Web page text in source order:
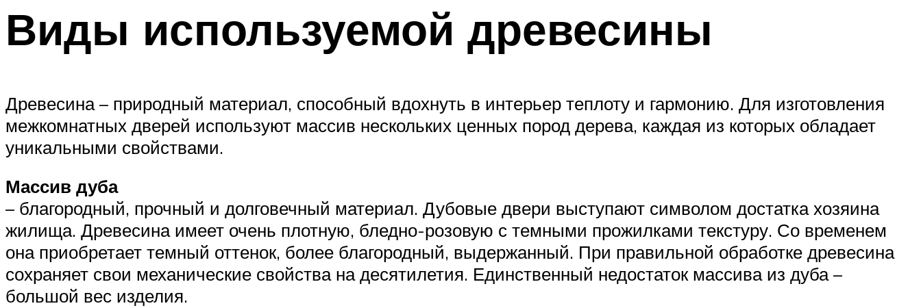
Виды используемой древесины
Древесина – природный материал, способный вдохнуть в интерьер теплоту и гармонию. Для изготовления
межкомнатных дверей используют массив нескольких ценных пород дерева, каждая из которых обладает
уникальными свойствами.
Массив дуба
– благородный, прочный и долговечный материал. Дубовые двери выступают символом достатка хозяина
жилища. Древесина имеет очень плотную, бледно-розовую с темными прожилками текстуру. Со временем
она приобретает темный оттенок, более благородный, выдержанный. При правильной обработке древесина
сохраняет свои механические свойства на десятилетия. Единственный недостаток массива из дуба –
большой вес изделия.